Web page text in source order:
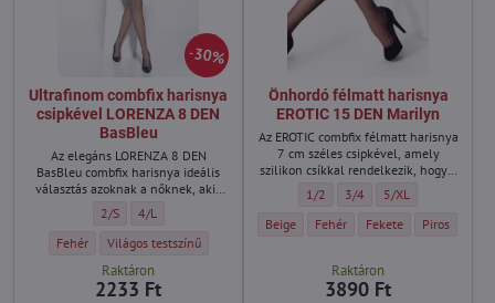
30%
Ultrafinom combfix harisnya
csipkével LORENZA 8 DEN
BasBleu
Az elegáns LORENZA 8 DEN
BasBleu combfix harisnya ideális
választás azoknak a nőknek, akik
harisnyát keresnek melegebb
napokra.
Ultrafinom combfix harisnya csipkével LORENZA 8 DEN BasBleu -
2/S Ultrafinom combfix harisnya csipkével LORENZA 8 DEN
4/L
Ultrafinom combfix harisnya csipkével LORENZA 8 DEN BasBleu - Szín:
Fehér Ultrafinom combfix harisnya csipkével LORENZA 8 DEN BasBleu -
Világos testszínű
Raktáron
2233 Ft
Önhordó félmatt harisnya
EROTIC 15 DEN Marilyn
Az EROTIC combfix félmatt harisnya
7 cm széles csipkével, amely
szilikon csíkkal rendelkezik, hogy a
maradjon.
Önhordó félmatt harisnya
1/2 Önhordó félmatt harisnya
3/4 Önhordó félmatt
5/XL
Önhordó félmatt harisnya EROTIC 15
Beige Önhordó félmatt harisnya
Fehér Önhordó félmatt
Fekete Önhordó
Piros
Raktáron
3890 Ft